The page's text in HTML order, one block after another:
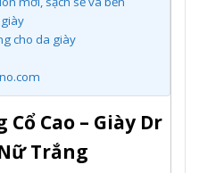
cho da giày
Cao – Giày Dr
Trắng